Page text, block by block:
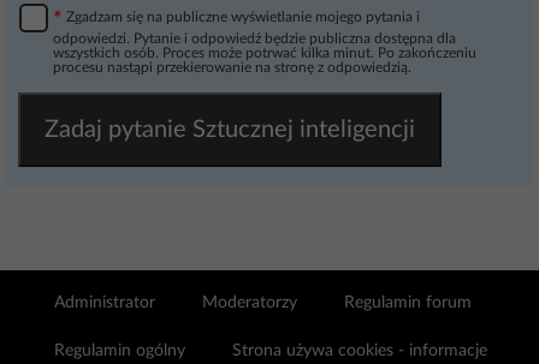
* Zgadzam się na publiczne wyświetlanie mojego pytania i
odpowiedzi. Pytanie i odpowiedź będzie publiczna dostępna dla
wszystkich osób. Proces może potrwać kilka minut. Po zakończeniu
procesu nastąpi przekierowanie na stronę z odpowiedzią.
Zadaj pytanie Sztucznej inteligencji
Administrator Moderatorzy Regulamin forum
Regulamin ogólny Strona używa cookies - informacje